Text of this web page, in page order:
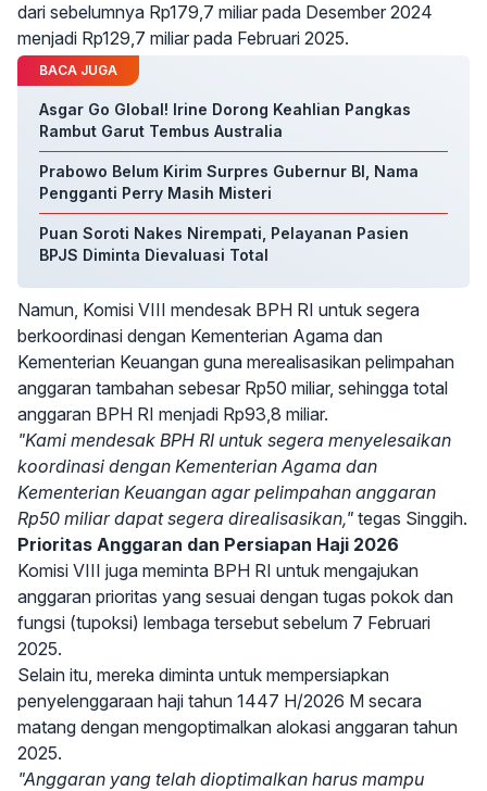
dari sebelumnya Rp179,7 miliar pada Desember 2024
menjadi Rp129,7 miliar pada Februari 2025.
BACA JUGA
Asgar Go Global! Irine Dorong Keahlian Pangkas
Rambut Garut Tembus Australia
Prabowo Belum Kirim Surpres Gubernur BI, Nama
Pengganti Perry Masih Misteri
Puan Soroti Nakes Nirempati, Pelayanan Pasien
BPJS Diminta Dievaluasi Total
Namun, Komisi VIII mendesak BPH RI untuk segera
berkoordinasi dengan Kementerian Agama dan
Kementerian Keuangan guna merealisasikan pelimpahan
anggaran tambahan sebesar Rp50 miliar, sehingga total
anggaran BPH RI menjadi Rp93,8 miliar.
"Kami mendesak BPH RI untuk segera menyelesaikan
koordinasi dengan Kementerian Agama dan
Kementerian Keuangan agar pelimpahan anggaran
Rp50 miliar dapat segera direalisasikan," tegas Singgih.
Prioritas Anggaran dan Persiapan Haji 2026
Komisi VIII juga meminta BPH RI untuk mengajukan
anggaran prioritas yang sesuai dengan tugas pokok dan
fungsi (tupoksi) lembaga tersebut sebelum 7 Februari
2025.
Selain itu, mereka diminta untuk mempersiapkan
penyelenggaraan haji tahun 1447 H/2026 M secara
matang dengan mengoptimalkan alokasi anggaran tahun
2025.
"Anggaran yang telah dioptimalkan harus mampu